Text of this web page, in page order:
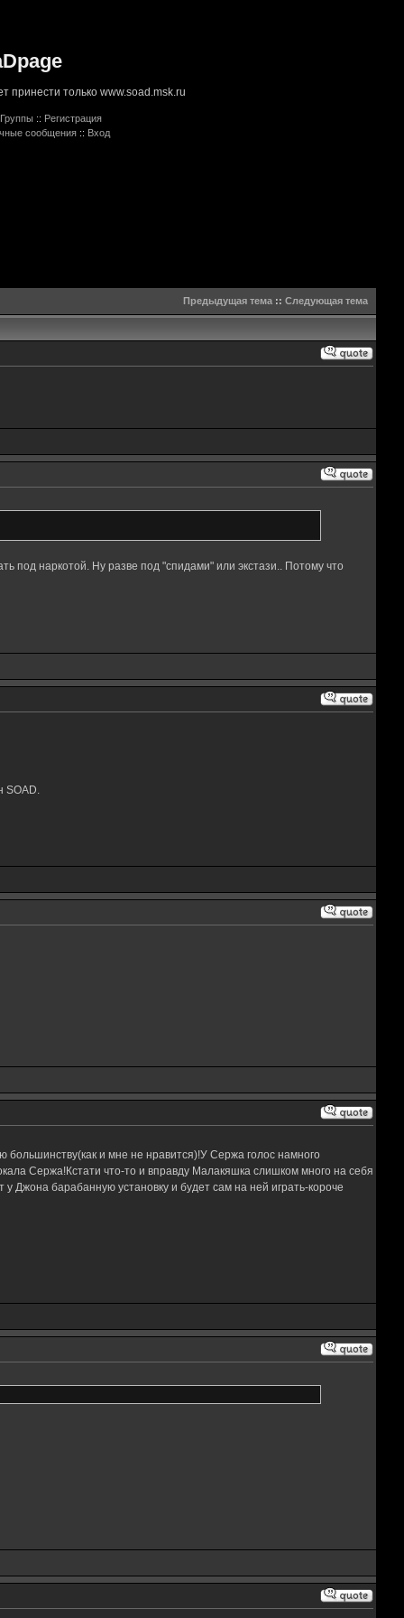
принести только www.soad.msk.ru
Группы :: Регистрация
сообщения :: Вход
Предыдущая тема:: Следующая тема
под наркотой. Ну разве под "спидами" или экстази.. Потому что
SOAD.
большинству(как и мне не нравится)!У Сержа голос намного
Сержа!Кстати что-то и вправду Малакяшка слишком много на себя
Джона барабанную установку и будет сам на ней играть-короче